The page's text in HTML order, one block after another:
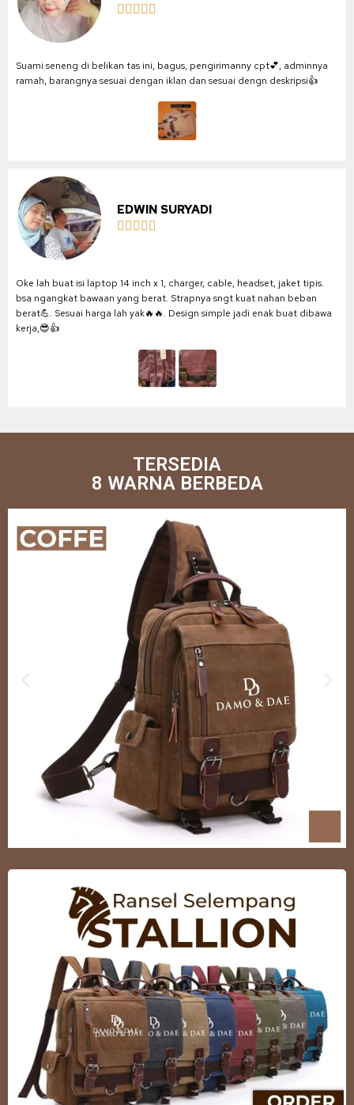
    
Suami seneng di belikan tas ini, bagus, pengirimanny cpt💕, adminnya
ramah, barangnya sesuai dengan iklan dan sesuai dengn deskripsi👍
EDWIN SURYADI
    
Oke lah buat isi laptop 14 inch x 1, charger, cable, headset, jaket tipis.
bsa ngangkat bawaan yang berat. Strapnya sngt kuat nahan beban
berat💪. Sesuai harga lah yak🔥🔥. Design simple jadi enak buat dibawa
kerja,😎👍
TERSEDIA
8 WARNA BERBEDA